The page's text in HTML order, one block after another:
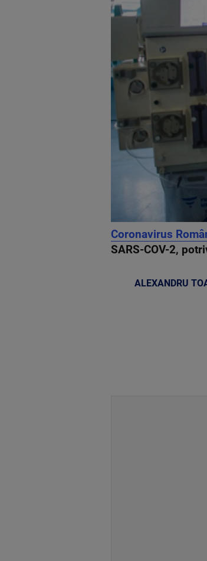
Coronavirus
SARS-COV-2,
ALEXANDRU